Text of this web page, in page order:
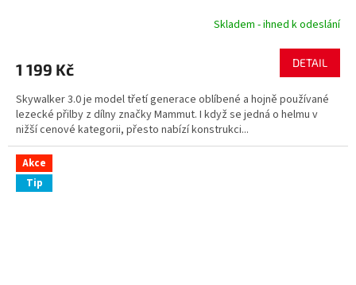
Skladem - ihned k odeslání
1 199 Kč DETAIL
Skywalker 3.0 je model třetí generace oblíbené a hojně používané
lezecké přilby z dílny značky Mammut. I když se jedná o helmu v
nižší cenové kategorii, přesto nabízí konstrukci...
Akce
Tip